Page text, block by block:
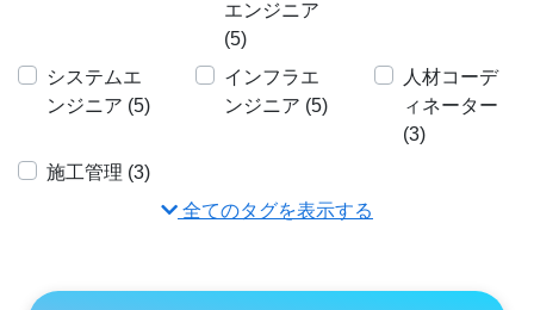
エンジニア
(5)
システムエ
ンジニア (5)
インフラエ
ンジニア (5)
人材コーデ
ィネーター
(3)
施工管理 (3)
全てのタグを表示する